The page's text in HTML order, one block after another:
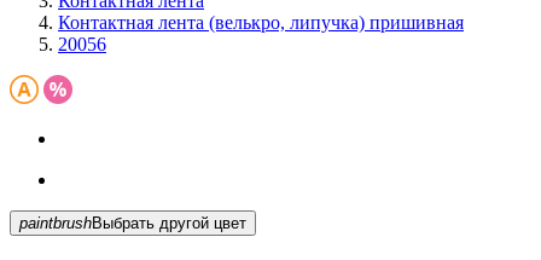
Контактная лента (велькро, липучка) пришивная
20056
paintbrush Выбрать другой цвет